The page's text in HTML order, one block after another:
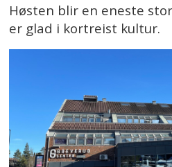
Høsten blir en eneste
er glad i kortreist kultur.